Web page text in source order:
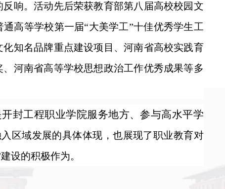
响。活动先后荣获教育部第八届高校校园文
高等学校第一届“大美学工”十佳优秀学生工
知名品牌重点建设项目、河南省高校实践育
河南省高等学校思想政治工作优秀成果等多
封工程职业学院服务地方、参与高水平学
区域发展的具体体现，也展现了职业教育对
设的积极作为。